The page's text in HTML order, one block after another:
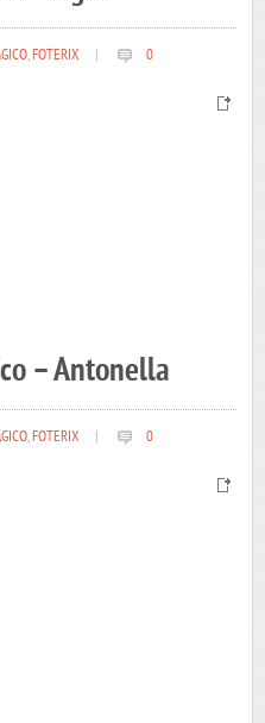
,FOTERIX 0
– Antonella
,FOTERIX 0